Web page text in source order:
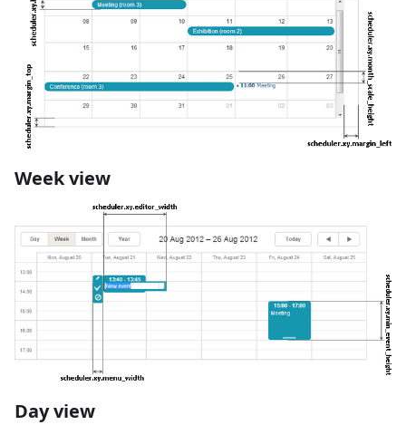
Week view
Day view